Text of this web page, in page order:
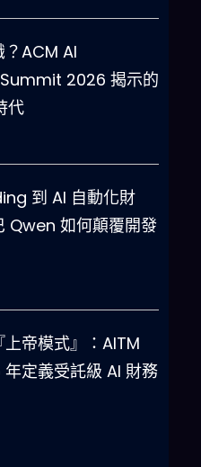
ACM AI
2026 揭示的
代
到 AI 自動化財
Qwen 如何顛覆開發
帝模式』：AITM
定義受託級 AI 財務